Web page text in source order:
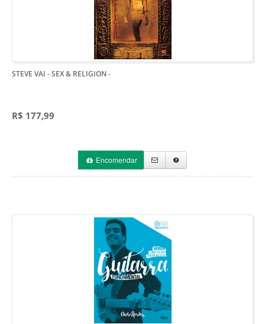
STEVE VAI - SEX & RELIGION-
R$ 177,99
Encomendar